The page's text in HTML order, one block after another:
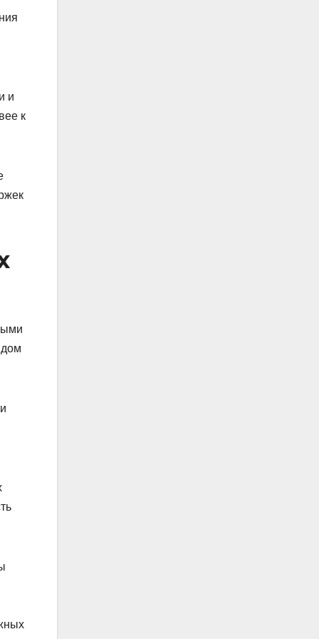
и
к